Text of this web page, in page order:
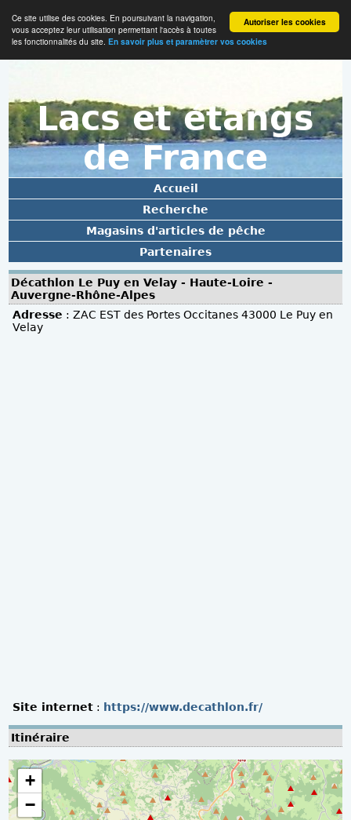
Autoriser les cookies
Ce site utilise des cookies. En poursuivant la navigation,
vous acceptez leur utilisation permettant l'accès à toutes
les fonctionnalités du site. En savoir plus et paramètrer vos cookies
Lacs et étangs
de France
Accueil
Recherche
Magasins d'articles de pêche
Partenaires
Décathlon Le Puy en Velay - Haute-Loire -
Auvergne-Rhône-Alpes
Adresse : ZAC EST des Portes Occitanes 43000 Le Puy en
Velay
Site internet : https://www.decathlon.fr/
Itinéraire
+
−